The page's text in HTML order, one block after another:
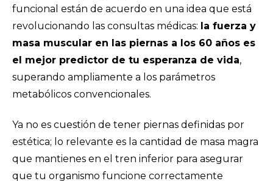
funcional están de acuerdo en una idea que está
revolucionando las consultas médicas: la fuerza y
masa muscular en las piernas a los 60 años es
el mejor predictor de tu esperanza de vida,
superando ampliamente a los parámetros
metabólicos convencionales.
Ya no es cuestión de tener piernas definidas por
estética; lo relevante es la cantidad de masa magra
que mantienes en el tren inferior para asegurar
que tu organismo funcione correctamente